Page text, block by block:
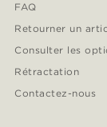
FAQ
Retourner un
Consulter les
Rétractation
Contactez-nous